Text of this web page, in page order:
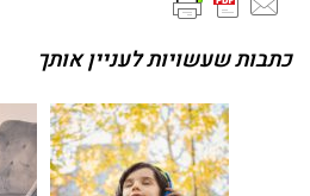
כתבות שעשויות לעניין אותך